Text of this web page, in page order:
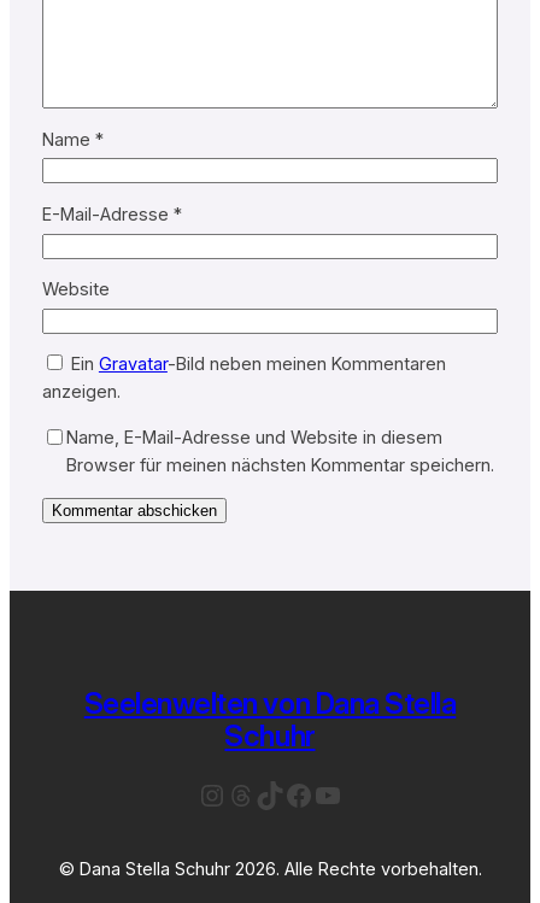
Name *
E-Mail-Adresse *
Website
Ein Gravatar-Bild neben meinen Kommentaren
anzeigen.
Name, E-Mail-Adresse und Website in diesem
Browser für meinen nächsten Kommentar speichern.
Seelenwelten von Dana Stella
Schuhr
Instagram
Threads
TikTok
Facebook
YouTube
© Dana Stella Schuhr 2026. Alle Rechte vorbehalten.